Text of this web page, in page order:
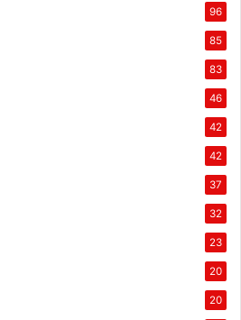
96
85
83
46
42
42
37
32
23
20
20